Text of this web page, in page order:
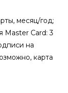
месяц/год;
Master Card: 3
на
карта